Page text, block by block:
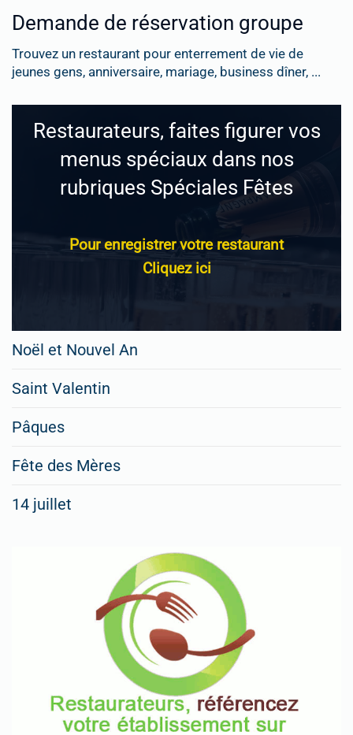
Demande de réservation groupe
Trouvez un restaurant pour enterrement de vie de
jeunes gens, anniversaire, mariage, business dîner, ...
Restaurateurs, faites figurer vos
menus spéciaux dans nos
rubriques Spéciales Fêtes
Pour enregistrer votre restaurant
Cliquez ici
Noël et Nouvel An
Saint Valentin
Pâques
Fête des Mères
14 juillet